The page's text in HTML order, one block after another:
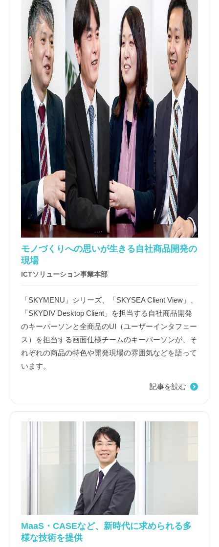
モノづくりへの思いが生きる自社商品開発の
現場
ICTソリューション事業本部
「SKYMENU」シリーズ、「SKYSEA Client View」、
「SKYDIV Desktop Client」を担当する自社商品開発
のキーパーソンと全商品のUI（ユーザーインタフェー
ス）を担当する画面仕様チームのキーパーソンが、そ
れぞれの商品の特色や開発現場の雰囲気などを語って
います。
記事を読む
MaaS・CASEなど、新時代に求められる多
様な技術を提供